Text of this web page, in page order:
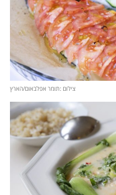
צילום :תומר אפלבאום/הארץ